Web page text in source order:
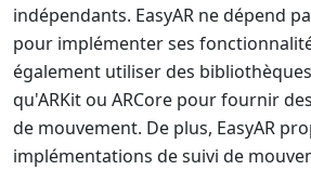
indépendants. EasyAR ne dépend
pour implémenter ses
également utiliser des
qu'ARKit ou ARCore pour fournir
de mouvement. De plus, EasyAR
implémentations de suivi de